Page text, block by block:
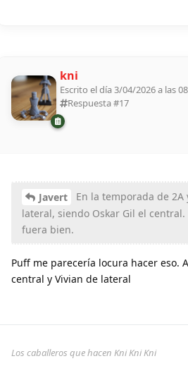
kni
Escrito el día 3/04/2026 a las
Respuesta #17
Javert
En la temporada de
lateral, siendo Oskar Gil el
fuera bien.
Puff me parecería locura hacer eso.
central y Vivian de lateral
Los caballeros que hacen Kni Kni Kni